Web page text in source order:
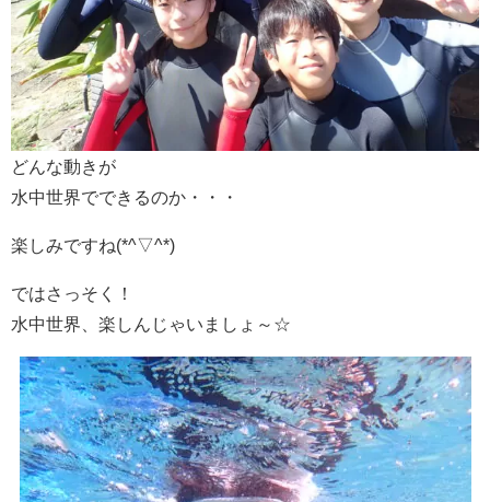
どんな動きが
水中世界でできるのか・・・
楽しみですね(*^▽^*)
ではさっそく！
水中世界、楽しんじゃいましょ～☆